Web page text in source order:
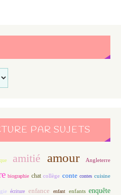
PAR SUJETS
amitié amour Angleterre
biographie chat collège conte contes cuisine
écriture enfance enfant enfants enquête